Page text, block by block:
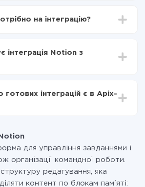
дані передавати з Notion в
автоматично передаватися з
на інтеграцію?
до 30-хвилин. У середньому
10-15 хвилин.
інтеграція Notion з
кількість даних, які за фактом
вашої системи в іншу через
Детальніше про
готових інтеграцій є в Apix-
для управління завданнями і
організації командної роботи.
редагування, яка
контент по блокам пам'яті: